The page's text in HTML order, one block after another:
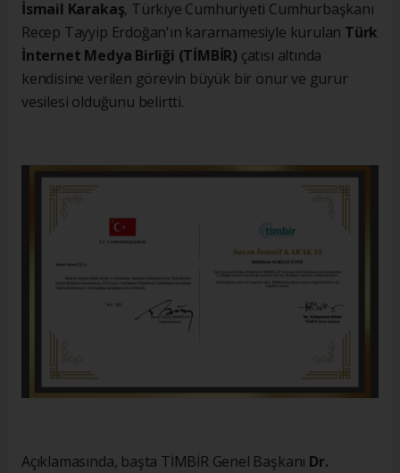
İsmail Karakaş, Türkiye Cumhuriyeti Cumhurbaşkanı
Recep Tayyip Erdoğan'ın kararnamesiyle kurulan Türk
İnternet Medya Birliği (TİMBİR) çatısı altında
kendisine verilen görevin büyük bir onur ve gurur
vesilesi olduğunu belirtti.
Açıklamasında, başta TİMBİR Genel Başkanı Dr.